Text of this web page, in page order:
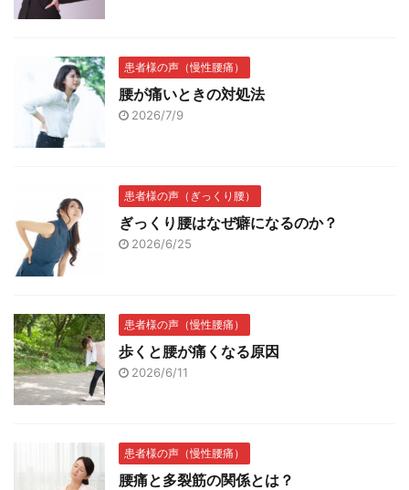
患者様の声（慢性腰痛）
腰が痛いときの対処法
2026/7/9
患者様の声（ぎっくり腰）
ぎっくり腰はなぜ癖になるのか？
2026/6/25
患者様の声（慢性腰痛）
歩くと腰が痛くなる原因
2026/6/11
患者様の声（慢性腰痛）
腰痛と多裂筋の関係とは？